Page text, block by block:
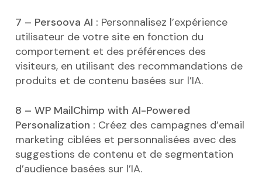
7 – Persoova AI : Personnalisez l’expérience
utilisateur de votre site en fonction du
comportement et des préférences des
visiteurs, en utilisant des recommandations de
produits et de contenu basées sur l’IA.
8 – WP MailChimp with AI-Powered
Personalization : Créez des campagnes d’email
marketing ciblées et personnalisées avec des
suggestions de contenu et de segmentation
d’audience basées sur l’IA.